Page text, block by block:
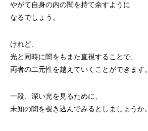
やがて自身の内の闇を持て余すように
なるでしょう。
けれど、
光と同時に闇をもまた直視することで、
両者の二元性を越えていくことができます。
一段、深い光を見るために、
未知の闇を覗き込んでみるとしましょうか。